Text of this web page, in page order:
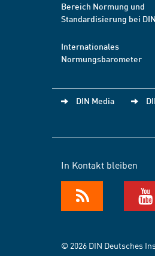
Bereich Normung und
Standardisierung bei DIN
Internationales
Normungsbarometer
DIN Media
In Kontakt bleiben
© 2026 DIN Deutsches